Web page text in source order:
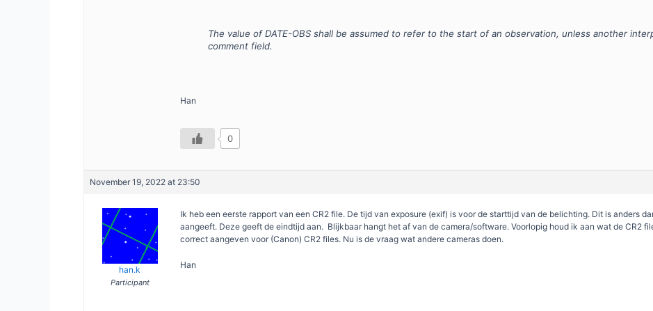
The value of DATE-OBS shall be assumed to refer to the start of an observation, unless another
comment field.
Han
0
November 19, 2022 at 23:50
han.k
Participant
Ik heb een eerste rapport van een CR2 file. De tijd van exposure (exif) is voor de starttijd van de belichting. Dit is anders
aangeeft. Deze geeft de eindtijd aan. Blijkbaar hangt het af van de camera/software. Voorlopig houd ik aan wat de CR2
correct aangeven voor (Canon) CR2 files. Nu is de vraag wat andere cameras doen.
Han